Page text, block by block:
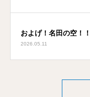
およげ！名田の空！
2026.05.11